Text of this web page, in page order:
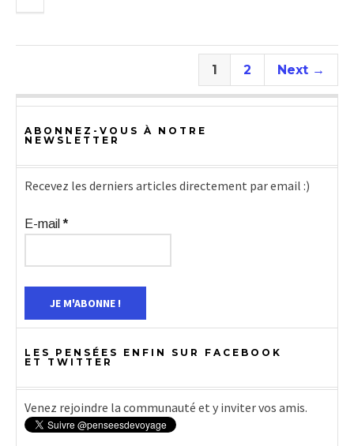
1 2 Next →
ABONNEZ-VOUS À NOTRE
NEWSLETTER
Recevez les derniers articles directement par email :)
E-mail*
LES PENSÉES ENFIN SUR FACEBOOK
ET TWITTER
Venez rejoindre la communauté et y inviter vos amis.